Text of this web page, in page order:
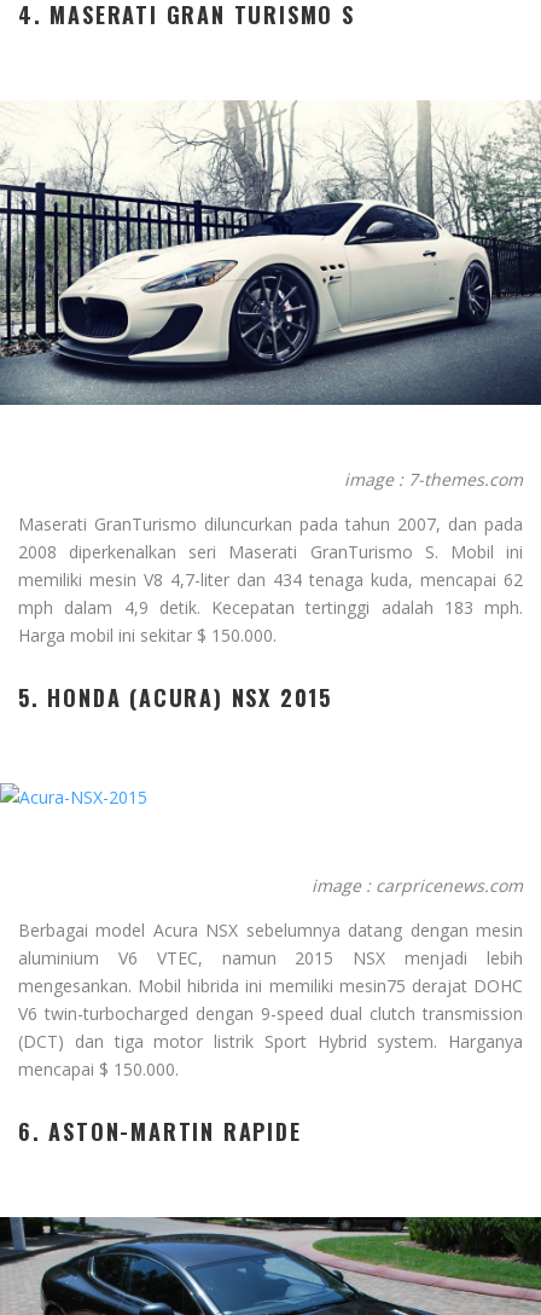
4. MASERATI GRAN TURISMO S
image : 7-themes.com
Maserati GranTurismo diluncurkan pada tahun 2007, dan pada
2008 diperkenalkan seri Maserati GranTurismo S. Mobil ini
memiliki mesin V8 4,7-liter dan 434 tenaga kuda, mencapai 62
mph dalam 4,9 detik. Kecepatan tertinggi adalah 183 mph.
Harga mobil ini sekitar $ 150.000.
5. HONDA (ACURA) NSX 2015
image : carpricenews.com
Berbagai model Acura NSX sebelumnya datang dengan mesin
aluminium V6 VTEC, namun 2015 NSX menjadi lebih
mengesankan. Mobil hibrida ini memiliki mesin75 derajat DOHC
V6 twin-turbocharged dengan 9-speed dual clutch transmission
(DCT) dan tiga motor listrik Sport Hybrid system. Harganya
mencapai $ 150.000.
6. ASTON-MARTIN RAPIDE